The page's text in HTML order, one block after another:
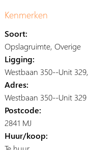
Kenmerken
Soort:
Opslagruimte, Overige
Ligging:
Westbaan 350--Unit
Adres:
Westbaan 350--Unit 329
Postcode:
2841 MJ
Huur/koop: